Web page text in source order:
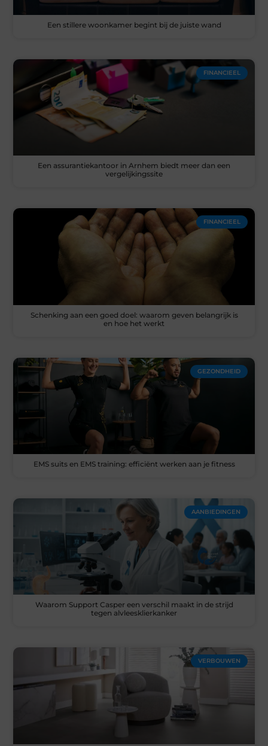
Een stillere woonkamer begint bij de juiste wand
FINANCIEEL
Een assurantiekantoor in Arnhem biedt meer dan een
vergelijkingssite
FINANCIEEL
Schenking aan een goed doel: waarom geven belangrijk is
en hoe het werkt
GEZONDHEID
EMS suits en EMS training: efficiënt werken aan je fitness
AANBIEDINGEN
Waarom Support Casper een verschil maakt in de strijd
tegen alvleesklierkanker
VERBOUWEN